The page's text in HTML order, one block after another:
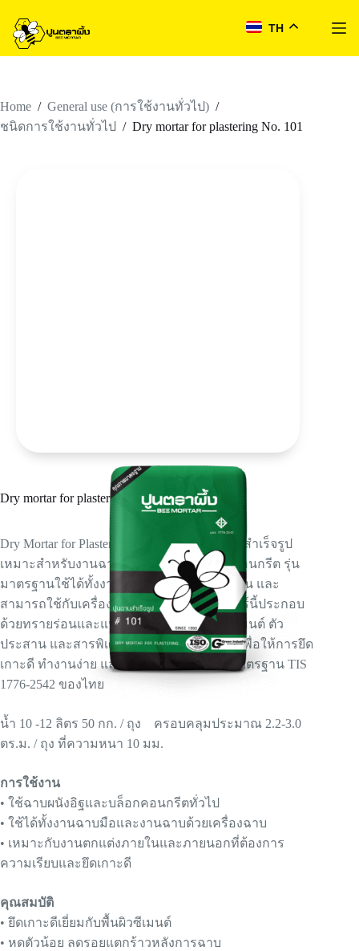
TH
Home / General use (การใช้งานทั่วไป) /
ชนิดการใช้งานทั่วไป
/ Dry mortar for plastering No. 101
Dry mortar for plastering No. 101
Dry Mortar for Plastering No. 101 เป็นมอร์ตาร์สำเร็จรูป
เหมาะสำหรับงานฉาบบนผนังอิฐและบล็อกคอนกรีต รุ่น
มาตรฐานใช้ได้ทั้งงานฉาบชั้นเดียวและสองชั้น และ
สามารถใช้กับเครื่องฉาบอัตโนมัติได้ มอร์ตาร์นี้ประกอบ
ด้วยทรายร่อนและแห้งคุณภาพสูง ผสมกับซีเมนต์ ตัว
ประสาน และสารพิเศษในอัตราส่วนควบคุม เพื่อให้การยึด
เกาะดี ทำงานง่าย และหดตัวน้อย ผลิตตามมาตรฐาน TIS
1776-2542 ของไทย
น้ำ 10 -12 ลิตร 50 กก. / ถุง ครอบคลุมประมาณ 2.2-3.0
ตร.ม. / ถุง ที่ความหนา 10 มม.
การใช้งาน
• ใช้ฉาบผนังอิฐและบล็อกคอนกรีตทั่วไป
• ใช้ได้ทั้งงานฉาบมือและงานฉาบด้วยเครื่องฉาบ
• เหมาะกับงานตกแต่งภายในและภายนอกที่ต้องการ
ความเรียบและยึดเกาะดี
คุณสมบัติ
• ยึดเกาะดีเยี่ยมกับพื้นผิวซีเมนต์
• หดตัวน้อย ลดรอยแตกร้าวหลังการฉาบ